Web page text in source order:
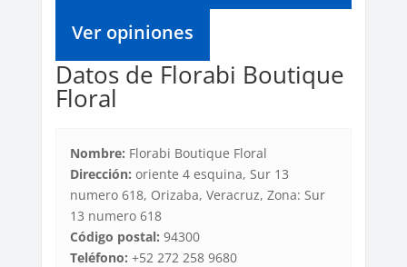
Ver opiniones
Datos de Florabi Boutique
Floral
Nombre: Florabi Boutique Floral
Dirección: oriente 4 esquina, Sur 13
numero 618, Orizaba, Veracruz, Zona: Sur
13 numero 618
Código postal: 94300
Teléfono: +52 272 258 9680